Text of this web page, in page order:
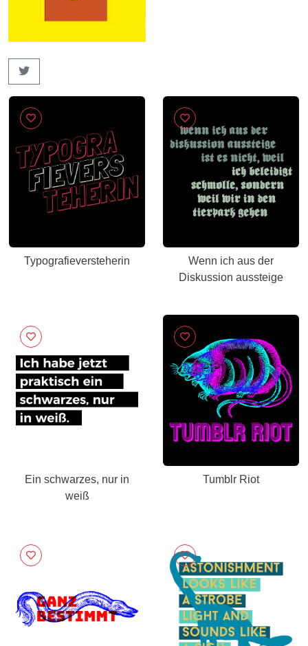
Typografieversteherin
Wenn ich aus der
Diskussion aussteige
Ein schwarzes, nur in
weiß
Tumblr Riot